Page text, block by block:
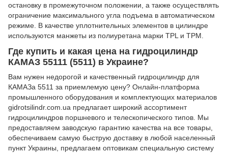
остановку в промежуточном положении, а также осуществлять
ограничение максимального угла подъема в автоматическом
режиме. В качестве уплотнительных элементов в цилиндре
используются манжеты из полиуретана марки TPL и TPM.
Где купить и какая цена на гидроцилиндр
КАМАЗ 55111 (5511) в Украине?
Вам нужен недорогой и качественный гидроцилиндр для
КАМАЗа 5511 за приемлемую цену? Онлайн-платформа
промышленного оборудования и комплектующих материалов
gidrotsilindr.com.ua предлагает широкий ассортимент
гидроцилиндров поршневого и телескопического типов. Мы
предоставляем заводскую гарантию качества на все товары,
обеспечиваем самую быструю доставку в любой населенный
пункт Украины, предлагаем оптовикам специальную систему